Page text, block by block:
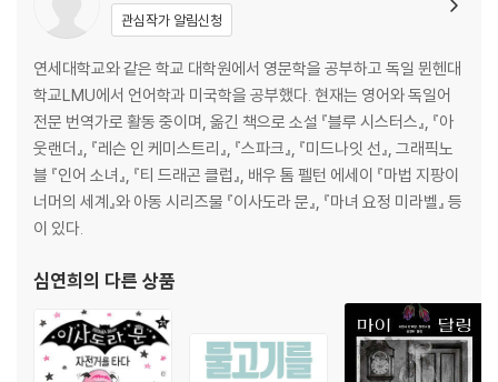
관심작가 알림신청
연세대학교와 같은 학교 대학원에서 영문학을 공부하고 독일 뮌헨대
학교LMU에서 언어학과 미국학을 공부했다. 현재는 영어와 독일어
전문 번역가로 활동 중이며, 옮긴 책으로 소설 『블루 시스터스』, 『아
웃랜더』, 『레슨 인 케미스트리』, 『스파크』, 『미드나잇 선』, 그래픽노
블 『인어 소녀』, 『티 드래곤 클럽』, 배우 톰 펠턴 에세이 『마법 지팡이
너머의 세계』와 아동 시리즈물 『이사도라 문』, 『마녀 요정 미라벨』 등
이 있다.
심연희의 다른 상품